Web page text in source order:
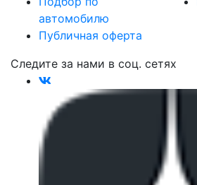
автомобилю
Публичная оферта
Следите за нами в соц. сетях